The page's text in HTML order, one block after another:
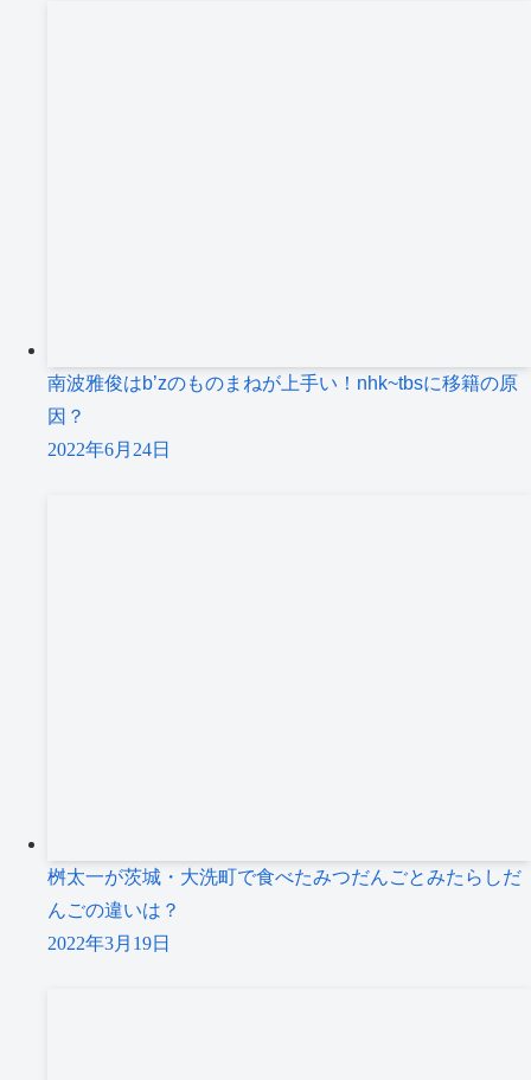
南波雅俊はb’zのものまねが上手い！nhk~tbsに移籍の原
因？
2022年6月24日
桝太一が茨城・大洗町で食べたみつだんごとみたらしだ
んごの違いは？
2022年3月19日